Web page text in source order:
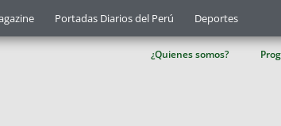
Portadas Diarios del Perú Deportes
¿Quienes somos?